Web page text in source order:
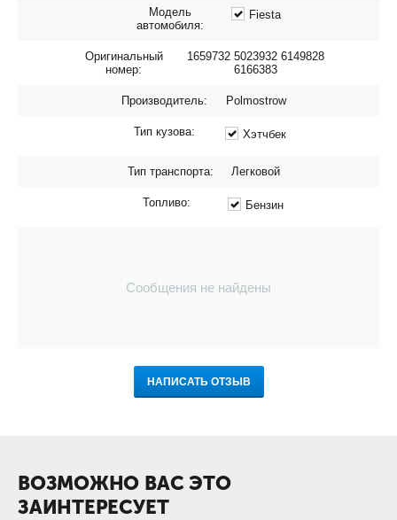
Модель
автомобиля:
Fiesta
Оригинальный
номер:
1659732 5023932 6149828
6166383
Производитель: Polmostrow
Тип кузова: Хэтчбек
Тип транспорта: Легковой
Топливо: Бензин
Сообщения не найдены
НАПИСАТЬ ОТЗЫВ
ВОЗМОЖНО ВАС ЭТО
ЗАИНТЕРЕСУЕТ